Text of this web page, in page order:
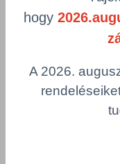
hogy
A 2026.